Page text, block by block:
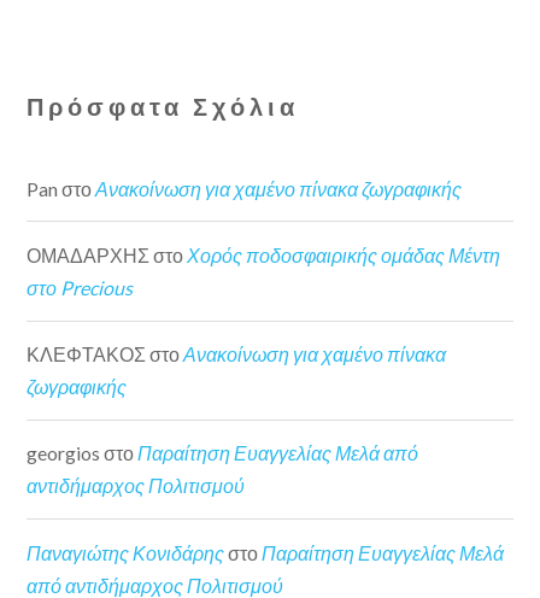
Πρόσφατα Σχόλια
Pan στοΑνακοίνωση για χαμένο πίνακα ζωγραφικής
ΟΜΑΔΑΡΧΗΣ στοΧορός ποδοσφαιρικής ομάδας Μέντη
στο Precious
ΚΛΕΦΤΑΚΟΣ στοΑνακοίνωση για χαμένο πίνακα
ζωγραφικής
georgios στοΠαραίτηση Ευαγγελίας Μελά από
αντιδήμαρχος Πολιτισμού
Παναγιώτης Κονιδάρηςστο Παραίτηση Ευαγγελίας Μελά
από αντιδήμαρχος Πολιτισμού